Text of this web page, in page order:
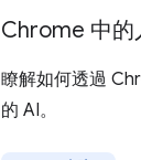
Chrome 中的
瞭解如何透過
的 AI。